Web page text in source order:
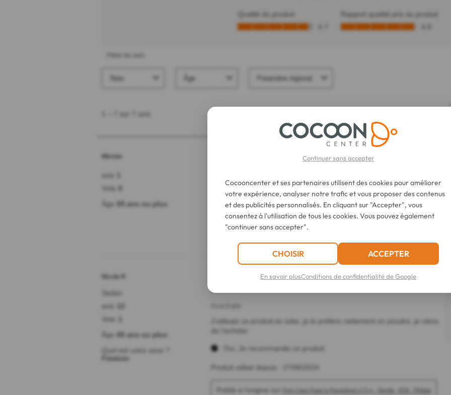
Continuer sans accepter
Cocooncenter et ses partenaires utilisent des cookies pour améliorer
votre expérience, analyser notre trafic et vous proposer des contenus
et des publicités personnalisés. En cliquant sur "Accepter", vous
consentez à l'utilisation de tous les cookies. Vous pouvez également
"continuer sans accepter".
CHOISIR ACCEPTER
En savoir plusConditions de confidentialité de Google